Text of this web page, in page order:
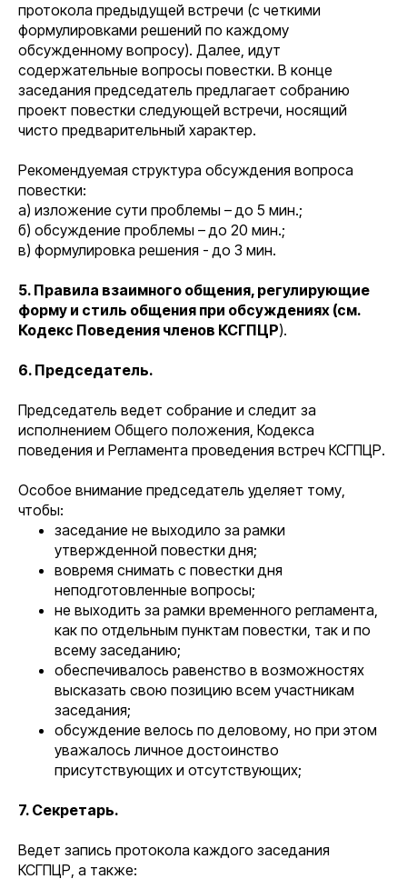
протокола предыдущей встречи (с четкими
формулировками решений по каждому
обсужденному вопросу). Далее, идут
содержательные вопросы повестки. В конце
заседания председатель предлагает собранию
проект повестки следующей встречи, носящий
чисто предварительный характер.
Рекомендуемая структура обсуждения вопроса
повестки:
а) изложение сути проблемы – до 5 мин.;
б) обсуждение проблемы – до 20 мин.;
в) формулировка решения - до 3 мин.
5. Правила взаимного общения, регулирующие
форму и стиль общения при обсуждениях (см.
Кодекс Поведения членов КСГПЦР).
6. Председатель.
Председатель ведет собрание и следит за
исполнением Общего положения, Кодекса
поведения и Регламента проведения встреч КСГПЦР.
Особое внимание председатель уделяет тому,
чтобы:
заседание не выходило за рамки
утвержденной повестки дня;
вовремя снимать с повестки дня
неподготовленные вопросы;
не выходить за рамки временного регламента,
как по отдельным пунктам повестки, так и по
всему заседанию;
обеспечивалось равенство в возможностях
высказать свою позицию всем участникам
заседания;
обсуждение велось по деловому, но при этом
уважалось личное достоинство
присутствующих и отсутствующих;
7. Секретарь.
Ведет запись протокола каждого заседания
КСГПЦР, а также: